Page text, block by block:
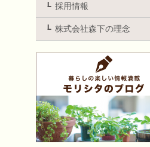
採用情報
株式会社森下の理念